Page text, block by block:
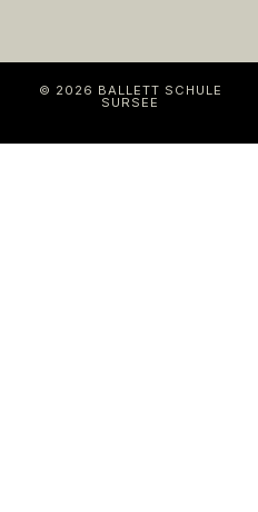
© 2026 BALLETT SCHULE
SURSEE